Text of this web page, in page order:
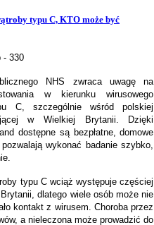
typu C, KTO może być
NHS zwraca uwagę na
w kierunku wirusowego
C, szczególnie wśród polskiej
w Wielkiej Brytanii. Dzięki
dostępne są bezpłatne, domowe
wykonać badanie szybko,
typu C wciąż występuje częściej
dlatego wiele osób może nie
kontakt z wirusem. Choroba przez
a nieleczona może prowadzić do